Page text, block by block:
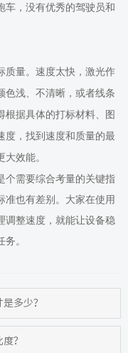
车，没有优秀的驾驶员和
质量。速度太快，激光作
色浅、不清晰，或者线条
根据具体的打标材料、图
度，找到速度和质量的最
大效能。
个需要综合考量的关键指
准也有差别。大家在使用
调整速度，就能让设备稳
。
多少？
？